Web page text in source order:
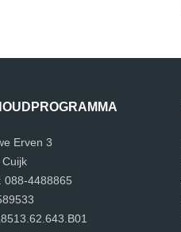
Erven 3
Cuijk
088-4488865